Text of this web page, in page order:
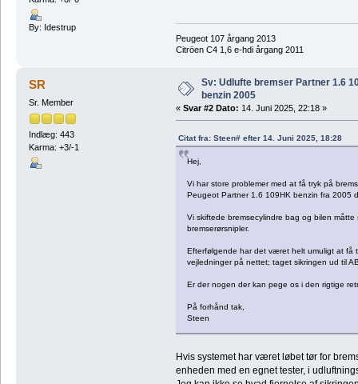
By: Idestrup
Peugeot 107 årgang 2013
Citröen C4 1,6 e-hdi årgang 2011
SR
Sr. Member
Indlæg: 443
Karma: +3/-1
Sv: Udlufte bremser Partner 1.6
benzin 2005
« Svar #2 Dato: 14. Juni 2025, 22:18 »
Citat fra: Steen# efter 14. Juni 2025, 18:28
Hej,
Vi har store problemer med at få tryk på
Peugeot Partner 1.6 109HK benzin fra 2005
Vi skiftede bremsecylindre bag og bilen
bremserørsnipler.
Efterfølgende har det været helt umuligt at få
vejledninger på nettet; taget sikringen ud til
Er der nogen der kan pege os i den rigtige
På forhånd tak,
Steen
Hvis systemet har været løbet tør for
enheden med en egnet tester, i